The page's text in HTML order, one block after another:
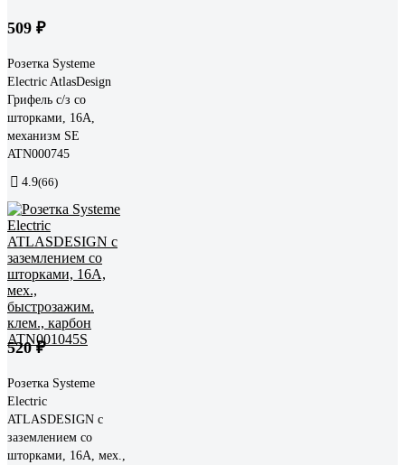
509 ₽
Розетка Systeme
Electric AtlasDesign
Грифель с/з со
шторками, 16А,
механизм SE
ATN000745
4.9(66)
520 ₽
Розетка Systeme
Electric
ATLASDESIGN с
заземлением со
шторками, 16А, мех.,